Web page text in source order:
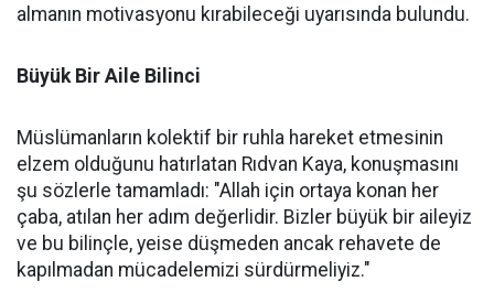
almanın motivasyonu kırabileceği uyarısında bulundu.
Büyük Bir Aile Bilinci
Müslümanların kolektif bir ruhla hareket etmesinin
elzem olduğunu hatırlatan Rıdvan Kaya, konuşmasını
şu sözlerle tamamladı: "Allah için ortaya konan her
çaba, atılan her adım değerlidir. Bizler büyük bir aileyiz
ve bu bilinçle, yeise düşmeden ancak rehavete de
kapılmadan mücadelemizi sürdürmeliyiz."